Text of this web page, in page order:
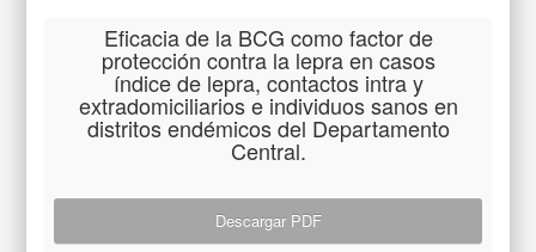
Eficacia de la BCG como factor de
protección contra la lepra en casos
índice de lepra, contactos intra y
extradomiciliarios e individuos sanos en
distritos endémicos del Departamento
Central.
Descargar PDF